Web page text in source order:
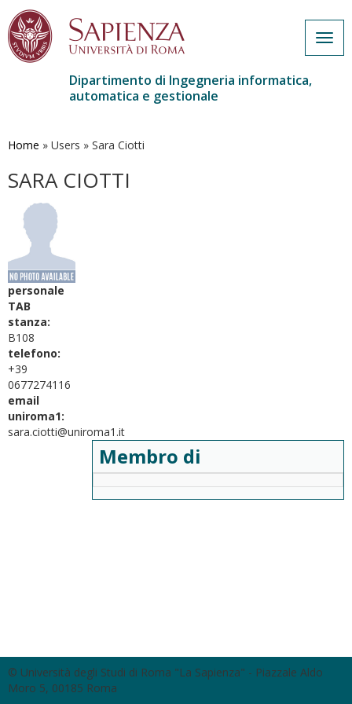
contenuto
Dipartimento di Ingegneria informatica,
automatica e gestionale
Home » Users » Sara Ciotti
SARA CIOTTI
personale
TAB
stanza:
B108
telefono:
+39
0677274116
email
uniroma1:
sara.ciotti@uniroma1.it
Membro di
© Università degli Studi di Roma "La Sapienza" - Piazzale Aldo
Moro 5, 00185 Roma